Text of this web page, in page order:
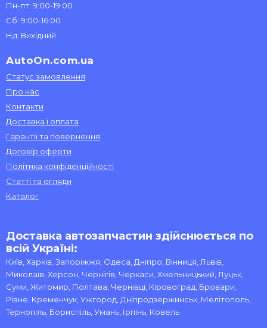
Пн-пт: 9:00-19:00
Сб: 9:00-16:00
Нд: Вихідний
AutoOn.com.ua
Статус замовлення
Про нас
Контакти
Доставка і оплата
Гарантії та повернення
Договір оферти
Політика конфіденційності
Статті та огляди
Каталог
Доставка автозапчастин здійснюється по
всій Україні:
Київ, Харків, Запоріжжя, Одеса, Дніпро, Вінниця, Львів,
Миколаїв, Херсон, Чернігів, Черкаси, Хмельницький, Луцьк,
Суми, Житомир, Полтава, Чернівці, Кіровоград, Бровари,
Рівне, Кременчук, Ужгород, Дніпродзержинськ, Мелітополь,
Тернопіль, Бориспіль, Умань, Ірпінь, Ковель